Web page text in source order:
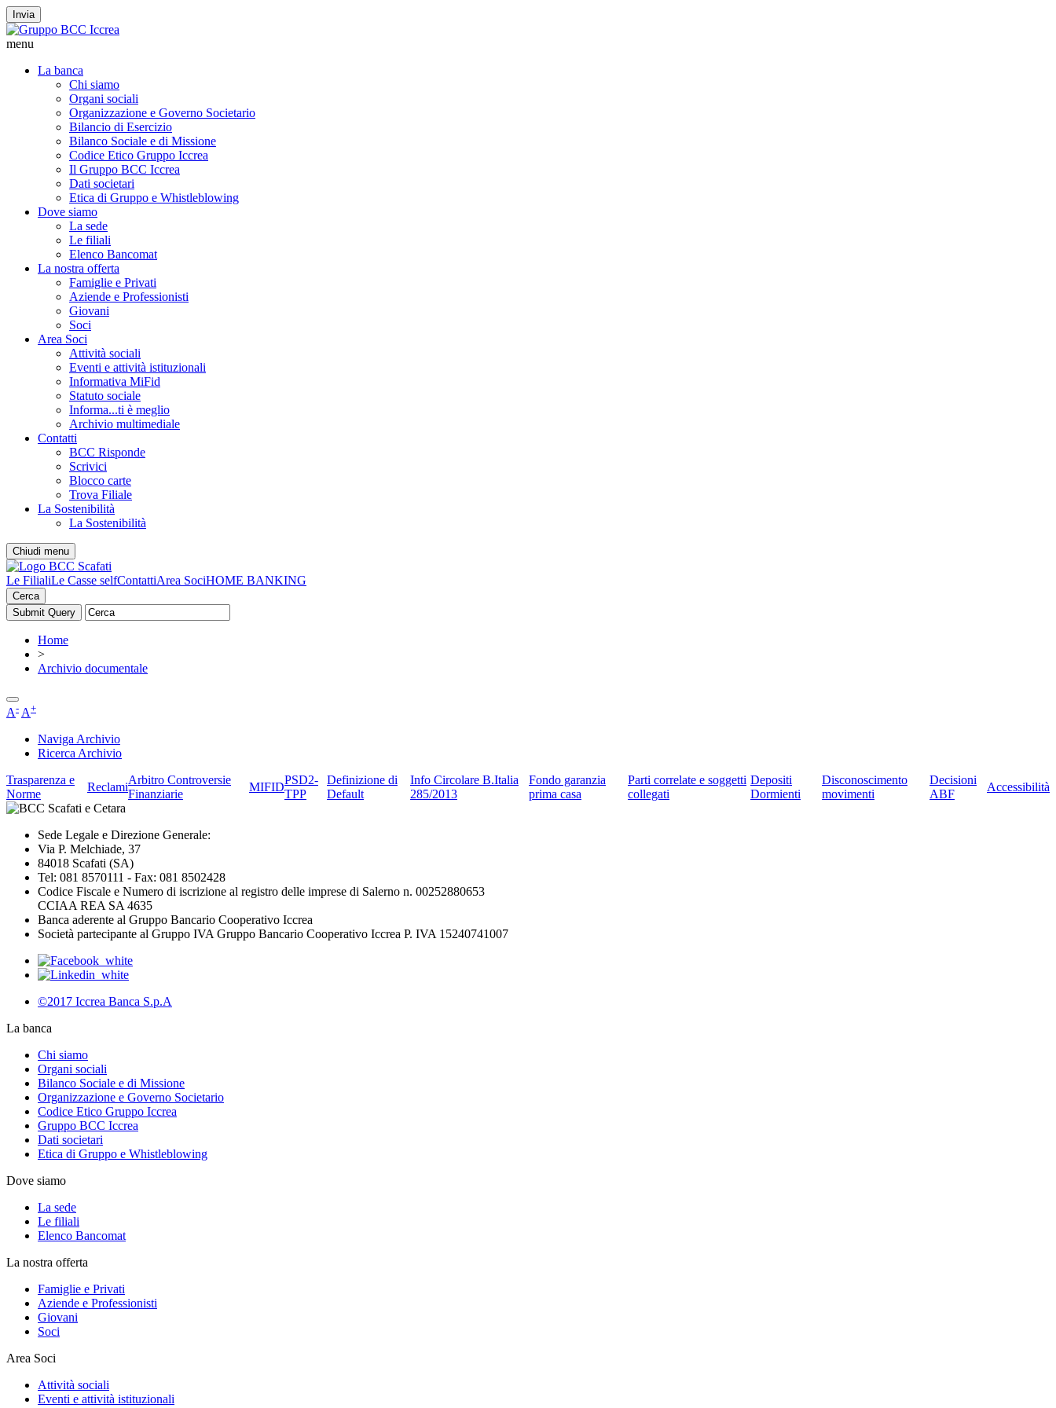
Invia
menu
La banca
Chi siamo
Organi sociali
Organizzazione e Governo Societario
Bilancio di Esercizio
Bilanco Sociale e di Missione
Codice Etico Gruppo Iccrea
Il Gruppo BCC Iccrea
Dati societari
Etica di Gruppo e Whistleblowing
Dove siamo
La sede
Le filiali
Elenco Bancomat
La nostra offerta
Famiglie e Privati
Aziende e Professionisti
Giovani
Soci
Area Soci
Attività sociali
Eventi e attività istituzionali
Informativa MiFid
Statuto sociale
Informa...ti è meglio
Archivio multimediale
Contatti
BCC Risponde
Scrivici
Blocco carte
Trova Filiale
La Sostenibilità
La Sostenibilità
Chiudi menu
Le FilialiLe Casse selfContattiArea SociHOME BANKING
Cerca
Home
>
Archivio documentale
A- A+
Naviga Archivio
Ricerca Archivio
Trasparenza e
Norme
Reclami
Arbitro Controversie
Finanziarie
MIFID
PSD2-
TPP
Definizione di
Default
Info Circolare B.Italia
285/2013
Fondo garanzia
prima casa
Parti correlate e soggetti
collegati
Depositi
Dormienti
Disconoscimento
movimenti
Decisioni
ABF
Accessibilità
Sede Legale e Direzione Generale:
Via P. Melchiade, 37
84018 Scafati (SA)
Tel: 081 8570111 - Fax: 081 8502428
Codice Fiscale e Numero di iscrizione al registro delle imprese di Salerno n. 00252880653
CCIAA REA SA 4635
Banca aderente al Gruppo Bancario Cooperativo Iccrea
Società partecipante al Gruppo IVA Gruppo Bancario Cooperativo Iccrea P. IVA 15240741007
©2017 Iccrea Banca S.p.A
La banca
Chi siamo
Organi sociali
Bilanco Sociale e di Missione
Organizzazione e Governo Societario
Codice Etico Gruppo Iccrea
Gruppo BCC Iccrea
Dati societari
Etica di Gruppo e Whistleblowing
Dove siamo
La sede
Le filiali
Elenco Bancomat
La nostra offerta
Famiglie e Privati
Aziende e Professionisti
Giovani
Soci
Area Soci
Attività sociali
Eventi e attività istituzionali